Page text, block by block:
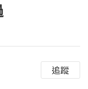
追蹤